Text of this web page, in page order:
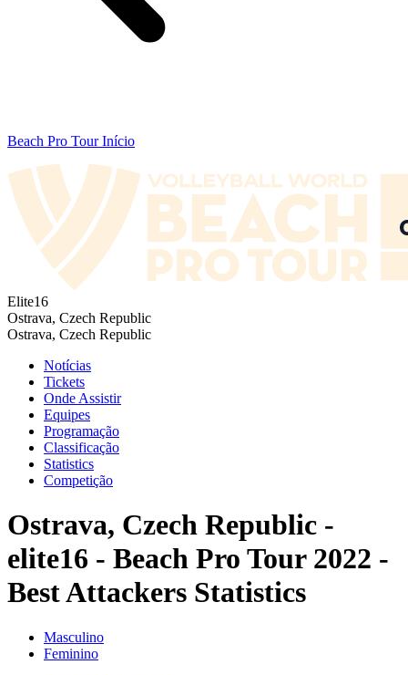
Beach Pro Tour Início
Elite16
Ostrava, Czech Republic
Ostrava, Czech Republic
Notícias
Tickets
Onde Assistir
Equipes
Programação
Classificação
Statistics
Competição
Ostrava, Czech Republic -
elite16 - Beach Pro Tour 2022 -
Best Attackers Statistics
Masculino
Feminino